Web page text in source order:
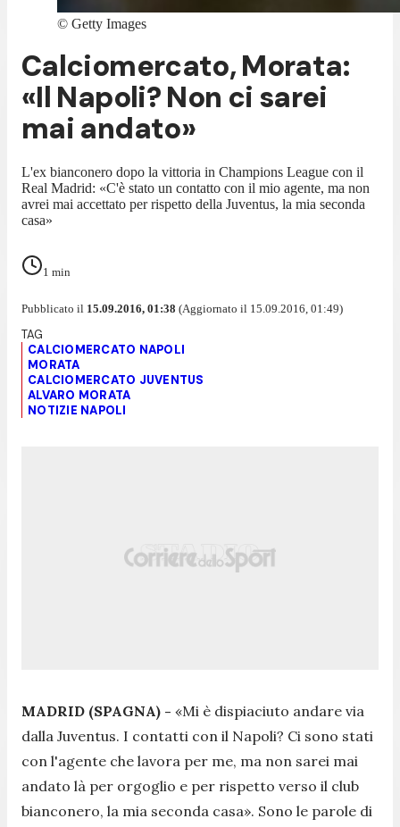
© Getty Images
Calciomercato, Morata:
«Il Napoli? Non ci sarei
mai andato»
L'ex bianconero dopo la vittoria in Champions League con il
Real Madrid: «C'è stato un contatto con il mio agente, ma non
avrei mai accettato per rispetto della Juventus, la mia seconda
casa»
1 min
Pubblicato il 15.09.2016, 01:38 (Aggiornato il 15.09.2016, 01:49)
CALCIOMERCATO NAPOLI
MORATA
CALCIOMERCATO JUVENTUS
ALVARO MORATA
NOTIZIE NAPOLI
MADRID (SPAGNA) - «Mi è dispiaciuto andare via
dalla Juventus. I contatti con il Napoli? Ci sono stati
con l'agente che lavora per me, ma non sarei mai
andato là per orgoglio e per rispetto verso il club
bianconero, la mia seconda casa». Sono le parole di